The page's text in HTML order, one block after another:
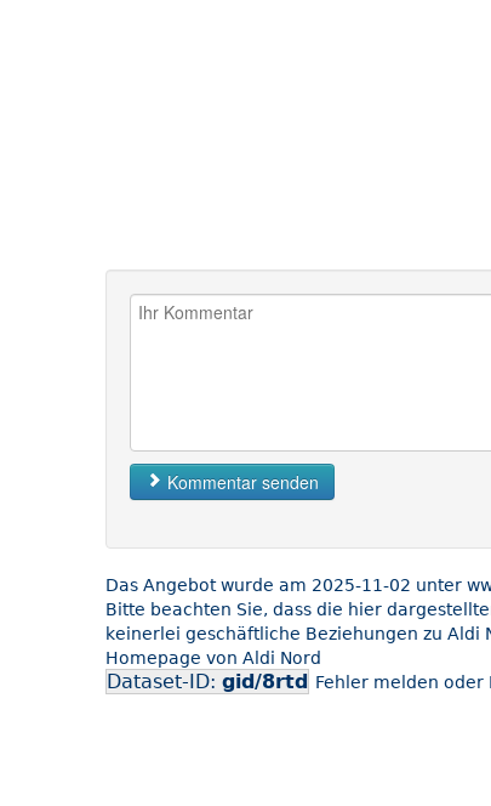
Kommentar senden
Das Angebot wurde am 2025-11-02 unter
Bitte beachten Sie, dass die hier
keinerlei geschäftliche Beziehungen zu
Homepage von Aldi Nord
Dataset-ID: gid/8rtd Fehler melden oder